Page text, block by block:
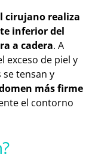
cirujano realiza
inferior del
a cadera. A
exceso de piel y
tensan y
más firme
el contorno